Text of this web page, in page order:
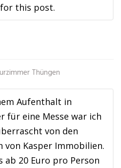
this post.
Thüngen
Aufenthalt in
für eine Messe war ich
von den
von Kasper Immobilien.
ab 20 Euro pro Person